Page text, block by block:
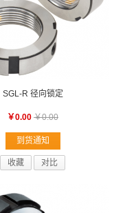
SGL-R 径向锁定
￥0.00 ￥0.00
到货通知
收藏 对比